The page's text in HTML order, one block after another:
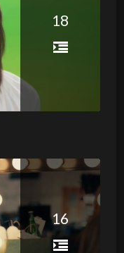
18
16